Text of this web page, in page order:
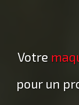
Votre
pour un